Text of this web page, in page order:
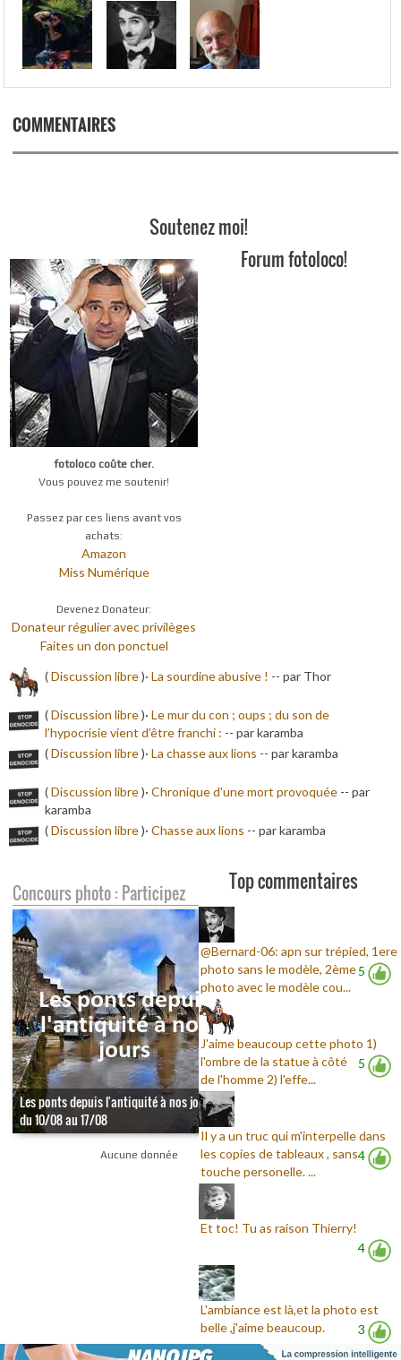
.
COMMENTAIRES
Soutenez moi!
fotoloco coûte cher.
Vous pouvez me soutenir!
Passez par ces liens avant vos
achats:
Amazon
Miss Numérique
Devenez Donateur:
Donateur régulier avec privilèges
Faites un don ponctuel
Forum fotoloco!
(Discussion libre)· La sourdine abusive ! -- par Thor
(Discussion libre)· Le mur du con ; oups ; du son de
l’hypocrisie vient d’être franchi : -- par karamba
(Discussion libre)· La chasse aux lions -- par karamba
(Discussion libre)· Chronique d'une mort provoquée -- par
karamba
(Discussion libre)· Chasse aux lions -- par karamba
Concours photo : Participez
Les ponts depuis l'antiquité à nos jours -
du 10/08 au 17/08
Aucune donnée
Top commentaires
5
@Bernard-06: apn sur trépied, 1ere
photo sans le modèle, 2ème
photo avec le modèle cou...
5
J'aime beaucoup cette photo 1)
l'ombre de la statue à côté
de l'homme 2) l'effe...
4
Il y a un truc qui m'interpelle dans
les copies de tableaux , sans
touche personelle. ...
4
Et toc! Tu as raison Thierry!
3
L'ambiance est là,et la photo est
belle ,j'aime beaucoup.